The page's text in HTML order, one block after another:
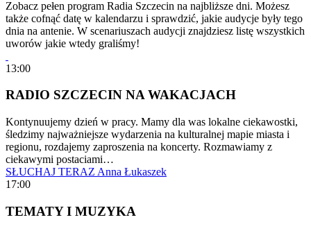
Zobacz pełen program Radia Szczecin na najbliższe dni. Możesz
także cofnąć datę w kalendarzu i sprawdzić, jakie audycje były tego
dnia na antenie. W scenariuszach audycji znajdziesz listę wszystkich
uworów jakie wtedy graliśmy!
13:00
RADIO SZCZECIN NA WAKACJACH
Kontynuujemy dzień w pracy. Mamy dla was lokalne ciekawostki,
śledzimy najważniejsze wydarzenia na kulturalnej mapie miasta i
regionu, rozdajemy zaproszenia na koncerty. Rozmawiamy z
ciekawymi postaciami…
SŁUCHAJ TERAZ Anna Łukaszek
17:00
TEMATY I MUZYKA